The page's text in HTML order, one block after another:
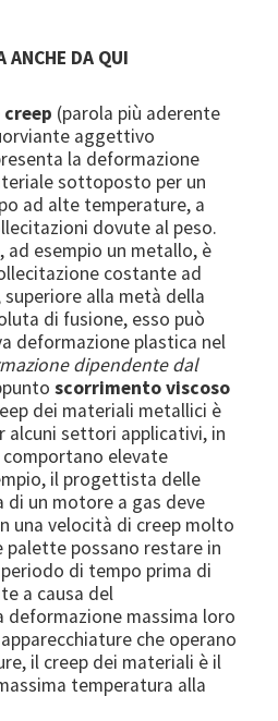
ANCHE DA QUI
creep (parola più aderente
aggettivo
la deformazione
sottoposto per un
ad alte temperature, a
dovute al peso.
ad esempio un metallo, è
costante ad
alla metà della
di fusione, esso può
deformazione plastica nel
dipendente dal
scorrimento viscoso
dei materiali metallici è
settori applicativi, in
elevate
il progettista delle
un motore a gas deve
una velocità di creep molto
palette possano restare in
di tempo prima di
a causa del
massima loro
che operano
il creep dei materiali è il
temperatura alla